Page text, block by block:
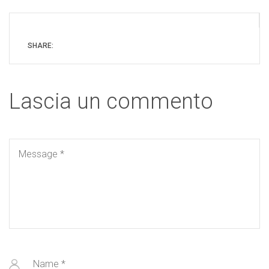
SHARE:
Lascia un commento